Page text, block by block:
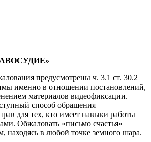
предусмотрены ч. 3.1 ст. 30.2
именно в отношении постановлений,
материалов видеофиксации.
способ обращения
для тех, кто имеет навыки работы
Обжаловать «письмо счастья»
находясь в любой точке земного шара.